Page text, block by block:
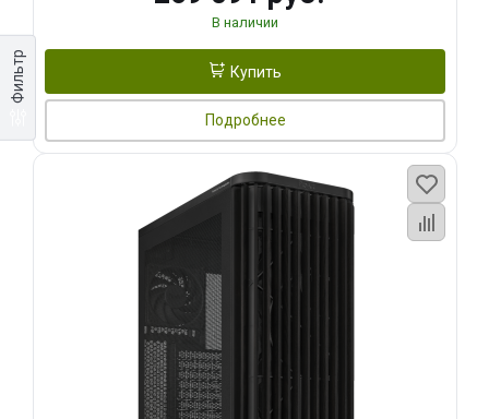
Фильтр
В наличии
Купить
Подробнее